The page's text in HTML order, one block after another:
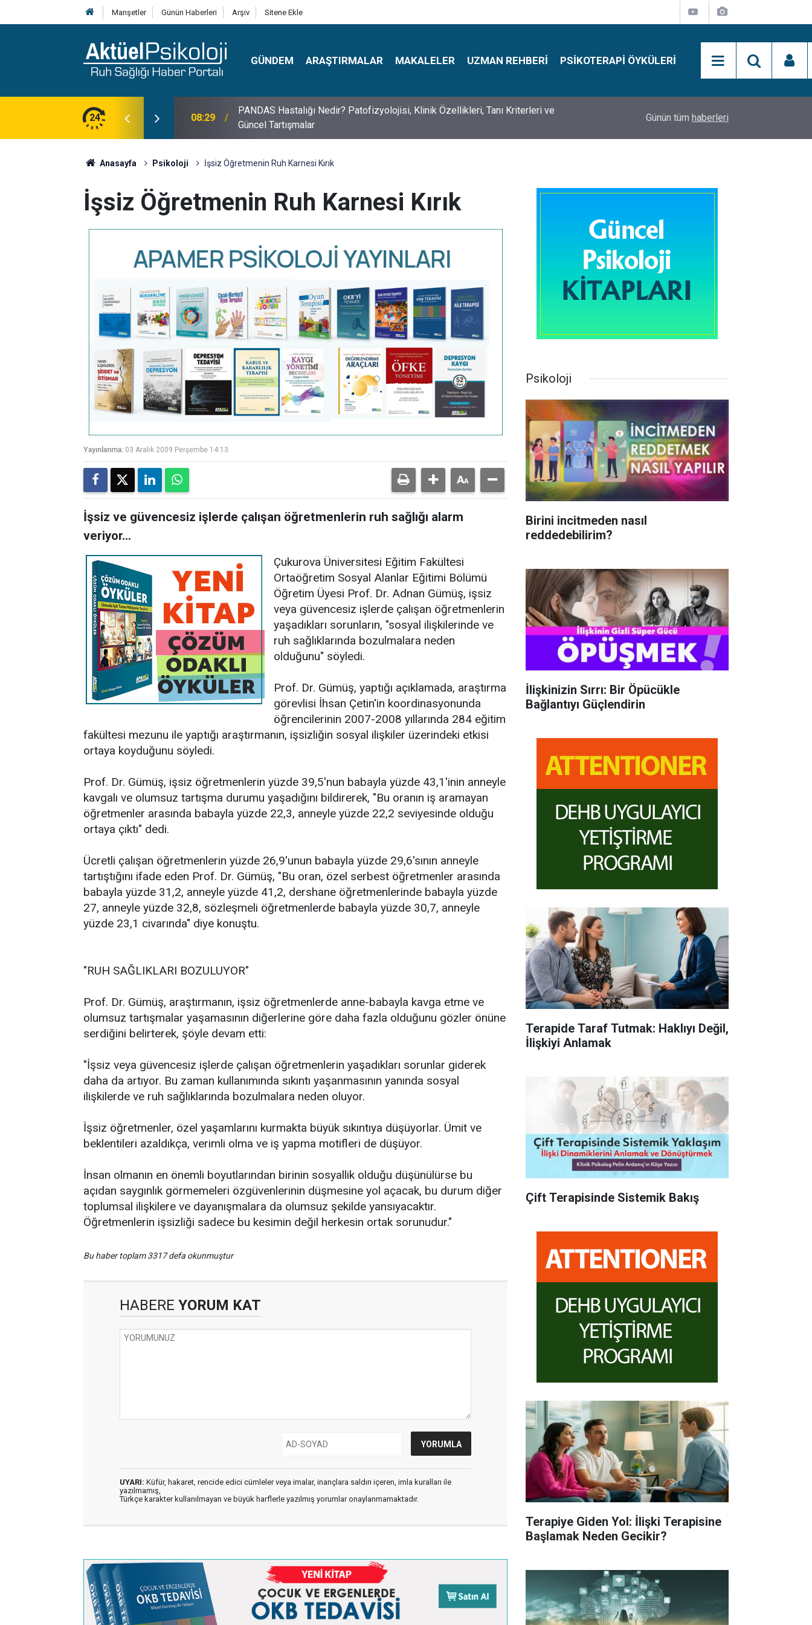
Manşetler Günün Haberleri Arşiv Sitene Ekle
GÜNDEM ARAŞTIRMALAR MAKALELER UZMAN REHBERI PSIKOTERAPI ÖYKÜLERI
24
Klinik Özellikleri, Tanı Kriterleri ve
10:30 10 Mayıs Psikologlar Günü Nasıl Ortaya Çıktı? 10 Mayıs Tarihinin Hikayesi Simon Says Dikkat Programı Nedir?
Günün tüm haberleri
Anasayfa Psikoloji İşsiz Öğretmenin Ruh Karnesi Kırık
İşsiz Öğretmenin Ruh Karnesi Kırık
Yayınlanma: 03 Aralık 2009 Perşembe 14:13
İşsiz ve güvencesiz işlerde çalışan öğretmenlerin ruh sağlığı alarm
veriyor...
Çukurova Üniversitesi Eğitim Fakültesi
Ortaöğretim Sosyal Alanlar Eğitimi Bölümü
Öğretim Üyesi Prof. Dr. Adnan Gümüş, işsiz
veya güvencesiz işlerde çalışan öğretmenlerin
yaşadıkları sorunların, "sosyal ilişkilerinde ve
ruh sağlıklarında bozulmalara neden
olduğunu" söyledi.
Prof. Dr. Gümüş, yaptığı açıklamada, araştırma
görevlisi İhsan Çetin'in koordinasyonunda
öğrencilerinin 2007-2008 yıllarında 284 eğitim
fakültesi mezunu ile yaptığı araştırmanın, işsizliğin sosyal ilişkiler üzerindeki etkisi
ortaya koyduğunu söyledi.
Prof. Dr. Gümüş, işsiz öğretmenlerin yüzde 39,5'nun babayla yüzde 43,1'inin anneyle
kavgalı ve olumsuz tartışma durumu yaşadığını bildirerek, "Bu oranın iş aramayan
öğretmenler arasında babayla yüzde 22,3, anneyle yüzde 22,2 seviyesinde olduğu
ortaya çıktı" dedi.
Ücretli çalışan öğretmenlerin yüzde 26,9'unun babayla yüzde 29,6'sının anneyle
tartıştığını ifade eden Prof. Dr. Gümüş, "Bu oran, özel serbest öğretmenler arasında
babayla yüzde 31,2, anneyle yüzde 41,2, dershane öğretmenlerinde babayla yüzde
27, anneyle yüzde 32,8, sözleşmeli öğretmenlerde babayla yüzde 30,7, anneyle
yüzde 23,1 civarında" diye konuştu.
"RUH SAĞLIKLARI BOZULUYOR"
Prof. Dr. Gümüş, araştırmanın, işsiz öğretmenlerde anne-babayla kavga etme ve
olumsuz tartışmalar yaşamasının diğerlerine göre daha fazla olduğunu gözler önüne
serdiğini belirterek, şöyle devam etti:
"İşsiz veya güvencesiz işlerde çalışan öğretmenlerin yaşadıkları sorunlar giderek
daha da artıyor. Bu zaman kullanımında sıkıntı yaşanmasının yanında sosyal
ilişkilerde ve ruh sağlıklarında bozulmalara neden oluyor.
İşsiz öğretmenler, özel yaşamlarını kurmakta büyük sıkıntıya düşüyorlar. Ümit ve
beklentileri azaldıkça, verimli olma ve iş yapma motifleri de düşüyor.
İnsan olmanın en önemli boyutlarından birinin sosyallik olduğu düşünülürse bu
açıdan saygınlık görmemeleri özgüvenlerinin düşmesine yol açacak, bu durum diğer
toplumsal ilişkilere ve dayanışmalara da olumsuz şekilde yansıyacaktır.
Öğretmenlerin işsizliği sadece bu kesimin değil herkesin ortak sorunudur."
Bu haber toplam 3317 defa okunmuştur
HABERE YORUM KAT
UYARI: Küfür, hakaret, rencide edici cümleler veya imalar, inançlara saldırı içeren, imla kuralları ile
yazılmamış,
Türkçe karakter kullanılmayan ve büyük harflerle yazılmış yorumlar onaylanmamaktadır.
Psikoloji
Birini incitmeden nasıl
reddedebilirim?
İlişkinizin Sırrı: Bir Öpücükle
Bağlantıyı Güçlendirin
Terapide Taraf Tutmak: Haklıyı Değil,
İlişkiyi Anlamak
Çift Terapisinde Sistemik Bakış
Terapiye Giden Yol: İlişki Terapisine
Başlamak Neden Gecikir?